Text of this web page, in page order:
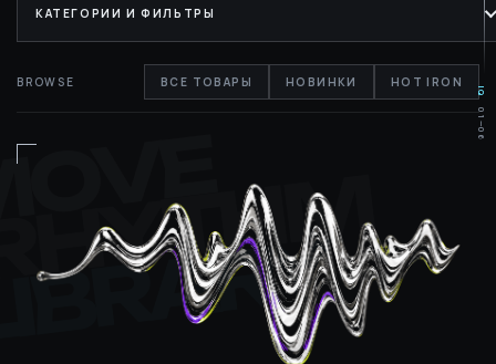
КАТЕГОРИИ И ФИЛЬТРЫ
BROWSE ВСЕ ТОВАРЫ НОВИНКИ HOT IRON
IQ
01—06